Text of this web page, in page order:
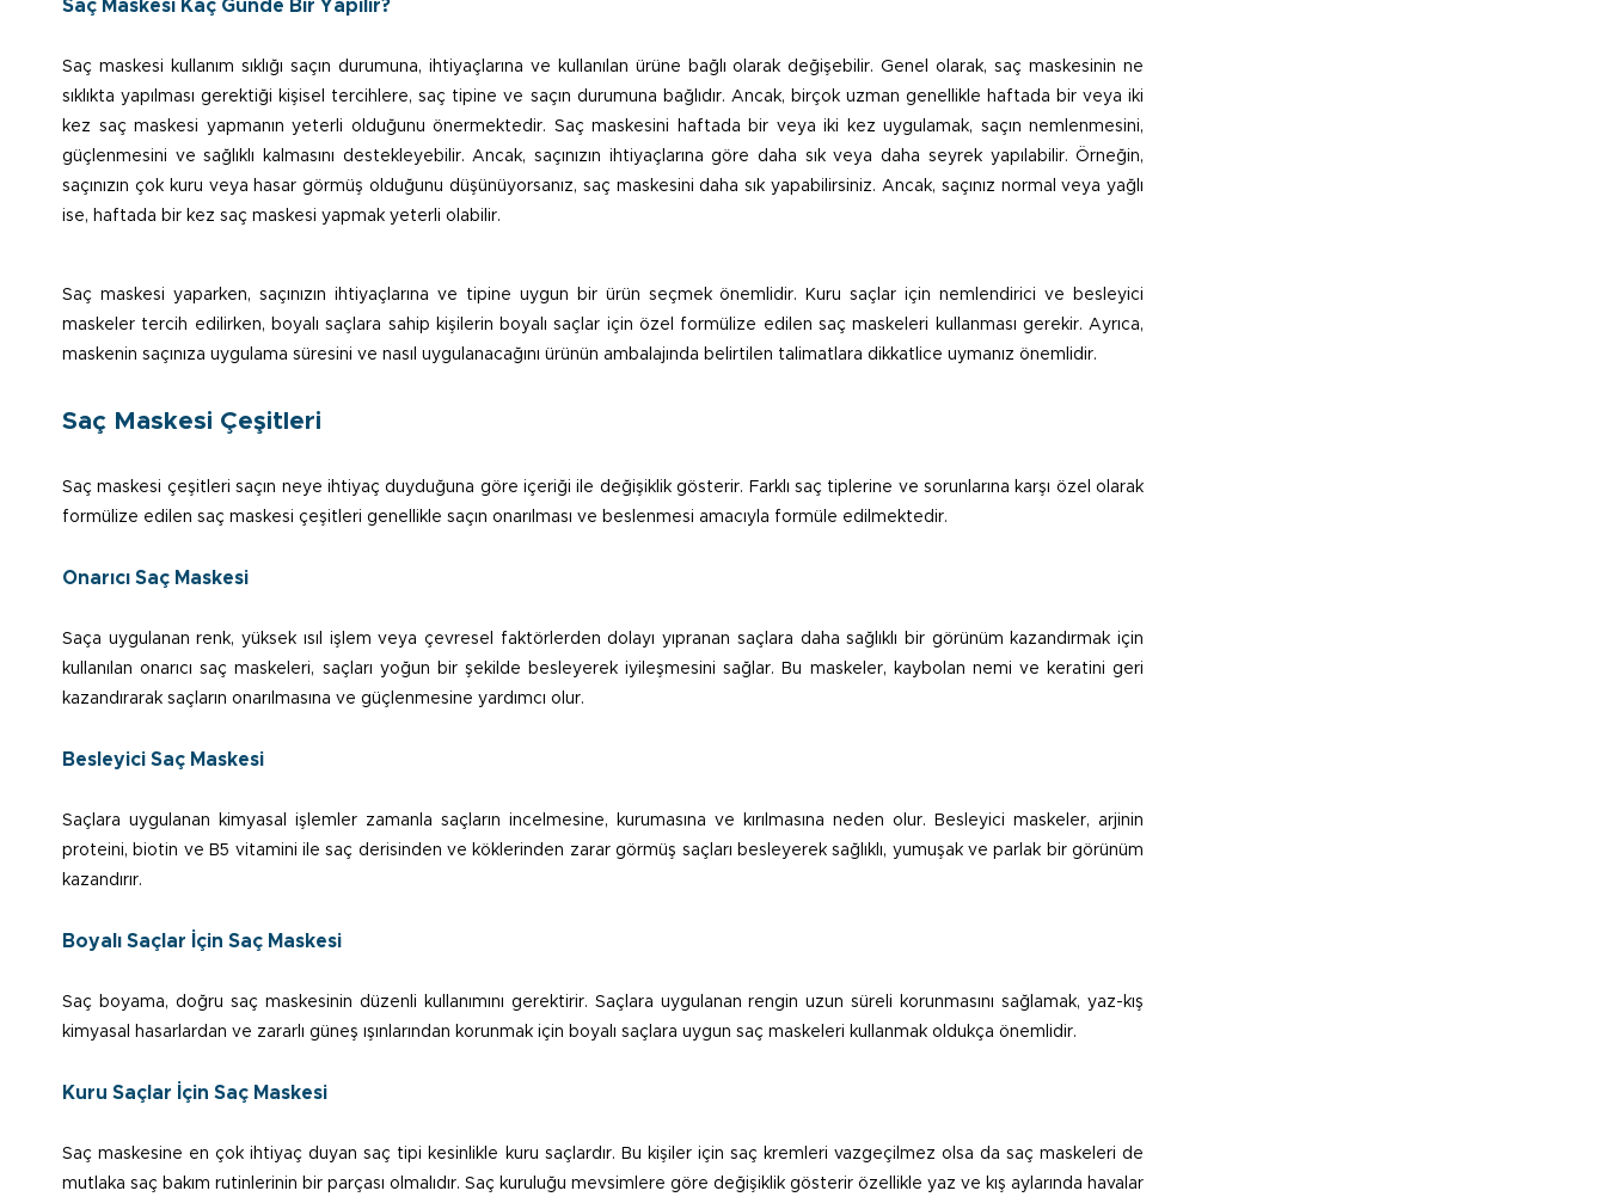
Saç Maskesi Kaç Günde Bir Yapılır?
Saç maskesi kullanım sıklığı saçın durumuna, ihtiyaçlarına ve kullanılan ürüne bağlı olarak değişebilir. Genel olarak, saç maskesinin ne
sıklıkta yapılması gerektiği kişisel tercihlere, saç tipine ve saçın durumuna bağlıdır. Ancak, birçok uzman genellikle haftada bir veya iki
kez saç maskesi yapmanın yeterli olduğunu önermektedir. Saç maskesini haftada bir veya iki kez uygulamak, saçın nemlenmesini,
güçlenmesini ve sağlıklı kalmasını destekleyebilir. Ancak, saçınızın ihtiyaçlarına göre daha sık veya daha seyrek yapılabilir. Örneğin,
saçınızın çok kuru veya hasar görmüş olduğunu düşünüyorsanız, saç maskesini daha sık yapabilirsiniz. Ancak, saçınız normal veya yağlı
ise, haftada bir kez saç maskesi yapmak yeterli olabilir.
Saç maskesi yaparken, saçınızın ihtiyaçlarına ve tipine uygun bir ürün seçmek önemlidir. Kuru saçlar için nemlendirici ve besleyici
maskeler tercih edilirken, boyalı saçlara sahip kişilerin boyalı saçlar için özel formülize edilen saç maskeleri kullanması gerekir. Ayrıca,
maskenin saçınıza uygulama süresini ve nasıl uygulanacağını ürünün ambalajında belirtilen talimatlara dikkatlice uymanız önemlidir.
Saç Maskesi Çeşitleri
Saç maskesi çeşitleri saçın neye ihtiyaç duyduğuna göre içeriği ile değişiklik gösterir. Farklı saç tiplerine ve sorunlarına karşı özel olarak
formülize edilen saç maskesi çeşitleri genellikle saçın onarılması ve beslenmesi amacıyla formüle edilmektedir.
Onarıcı Saç Maskesi
Saça uygulanan renk, yüksek ısıl işlem veya çevresel faktörlerden dolayı yıpranan saçlara daha sağlıklı bir görünüm kazandırmak için
kullanılan onarıcı saç maskeleri, saçları yoğun bir şekilde besleyerek iyileşmesini sağlar. Bu maskeler, kaybolan nemi ve keratini geri
kazandırarak saçların onarılmasına ve güçlenmesine yardımcı olur.
Besleyici Saç Maskesi
Saçlara uygulanan kimyasal işlemler zamanla saçların incelmesine, kurumasına ve kırılmasına neden olur. Besleyici maskeler, arjinin
proteini, biotin ve B5 vitamini ile saç derisinden ve köklerinden zarar görmüş saçları besleyerek sağlıklı, yumuşak ve parlak bir görünüm
kazandırır.
Boyalı Saçlar İçin Saç Maskesi
Saç boyama, doğru saç maskesinin düzenli kullanımını gerektirir. Saçlara uygulanan rengin uzun süreli korunmasını sağlamak, yaz-kış
kimyasal hasarlardan ve zararlı güneş ışınlarından korunmak için boyalı saçlara uygun saç maskeleri kullanmak oldukça önemlidir.
Kuru Saçlar İçin Saç Maskesi
Saç maskesine en çok ihtiyaç duyan saç tipi kesinlikle kuru saçlardır. Bu kişiler için saç kremleri vazgeçilmez olsa da saç maskeleri de
mutlaka saç bakım rutinlerinin bir parçası olmalıdır. Saç kuruluğu mevsimlere göre değişiklik gösterir özellikle yaz ve kış aylarında havalar